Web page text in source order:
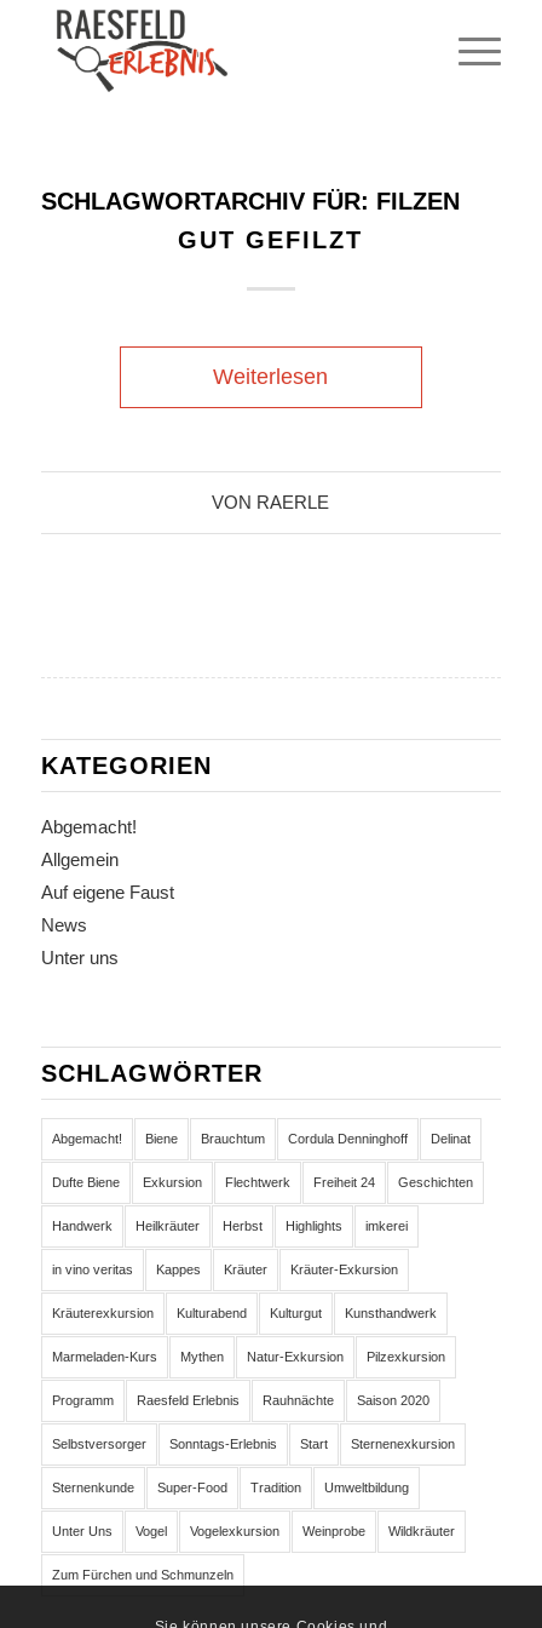
SCHLAGWORTARCHIV FÜR: FILZEN
GUT GEFILZT
Weiterlesen
VON RAERLE
KATEGORIEN
Abgemacht!
Allgemein
Auf eigene Faust
News
Unter uns
SCHLAGWÖRTER
Abgemacht! Biene Brauchtum Cordula Denninghoff Delinat
Dufte Biene Exkursion Flechtwerk Freiheit 24 Geschichten
Handwerk Heilkräuter Herbst Highlights imkerei
in vino veritas Kappes Kräuter Kräuter-Exkursion
Kräuterexkursion Kulturabend Kulturgut Kunsthandwerk
Marmeladen-Kurs Mythen Natur-Exkursion Pilzexkursion
Programm Raesfeld Erlebnis Rauhnächte Saison 2020
Selbstversorger Sonntags-Erlebnis Start Sternenexkursion
Sternenkunde Super-Food Tradition Umweltbildung
Unter Uns Vogel Vogelexkursion Weinprobe Wildkräuter
Zum Fürchen und Schmunzeln